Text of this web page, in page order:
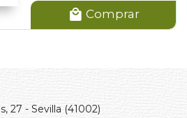
Comprar
27 - Sevilla (41002)